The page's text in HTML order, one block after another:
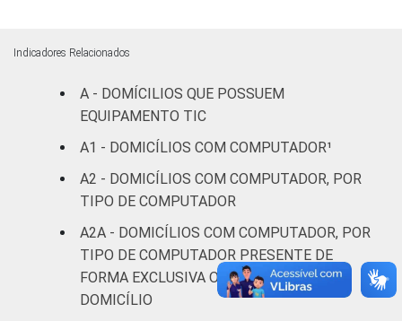
Mais de 3
SM até 5
SM
Mais de 5
SM até 10
SM
Mais de 10
0 82
Indicadores Relacionados
A - DOMÍCILIOS QUE POSSUEM
EQUIPAMENTO TIC
A1 - DOMICÍLIOS COM COMPUTADOR¹
A2 - DOMICÍLIOS COM COMPUTADOR, POR
TIPO DE COMPUTADOR
A2A - DOMICÍLIOS COM COMPUTADOR, POR
TIPO DE COMPUTADOR PRESENTE DE
FORMA EXCLUSIVA OU SIMULTÂNEA NO
DOMICÍLIO